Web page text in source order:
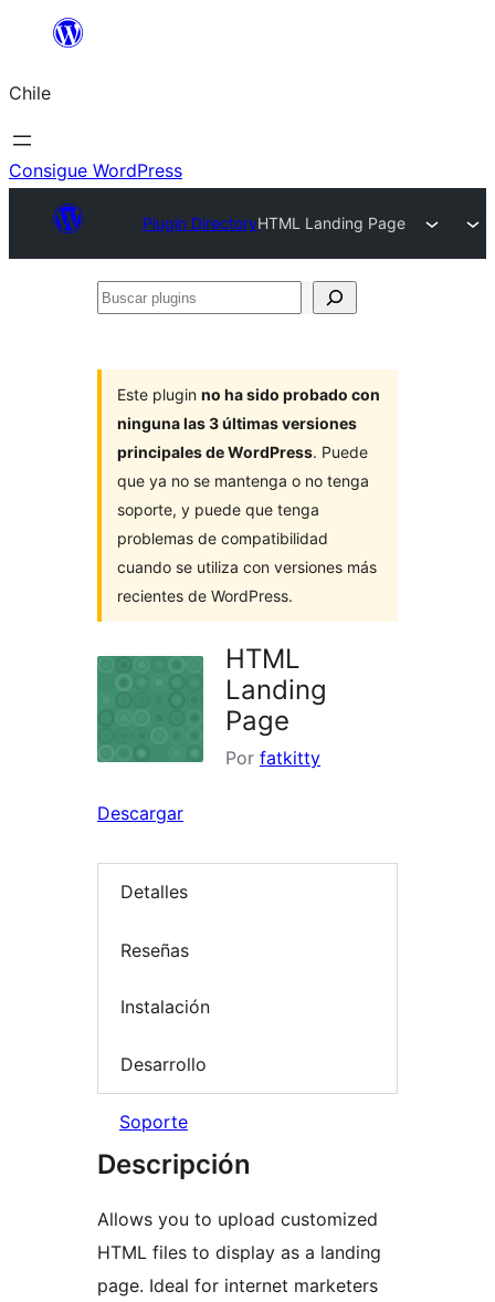
Saltar
contenido
Chile
Consigue WordPress
Plugin DirectoryHTML Landing Page
Buscar
Este plugin no ha sido probado con
ninguna las 3 últimas versiones
principales de WordPress. Puede
que ya no se mantenga o no tenga
soporte, y puede que tenga
problemas de compatibilidad
cuando se utiliza con versiones más
recientes de WordPress.
HTML
Landing
Page
Por fatkitty
Descargar
Detalles
Reseñas
Instalación
Desarrollo
Soporte
Descripción
Allows you to upload customized
HTML files to display as a landing
page. Ideal for internet marketers